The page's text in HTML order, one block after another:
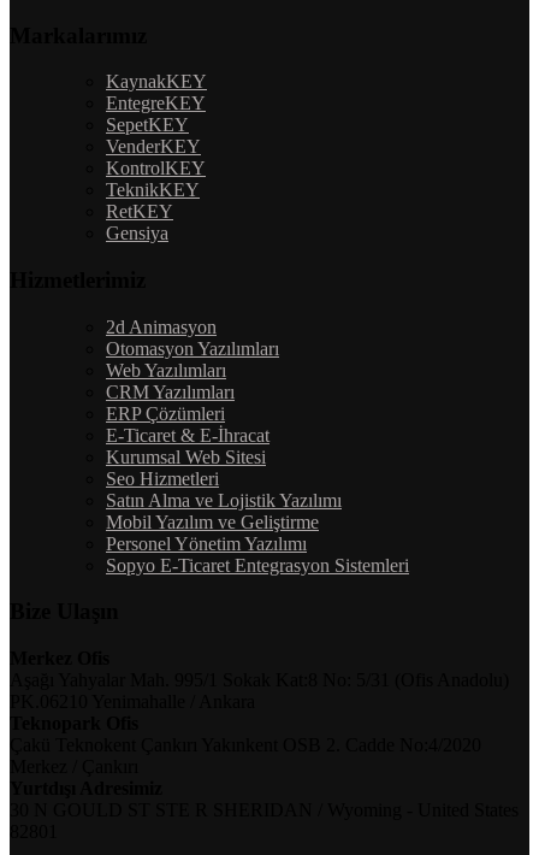
KaynakKEY
EntegreKEY
SepetKEY
VenderKEY
KontrolKEY
TeknikKEY
RetKEY
Gensiya
2d Animasyon
Otomasyon Yazılımları
Web Yazılımları
CRM Yazılımları
ERP Çözümleri
E-Ticaret & E-İhracat
Kurumsal Web Sitesi
Seo Hizmetleri
Satın Alma ve Lojistik Yazılımı
Mobil Yazılım ve Geliştirme
Personel Yönetim Yazılımı
Sopyo E-Ticaret Entegrasyon Sistemleri